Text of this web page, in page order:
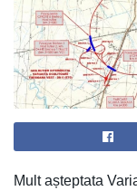
Mult așteptata